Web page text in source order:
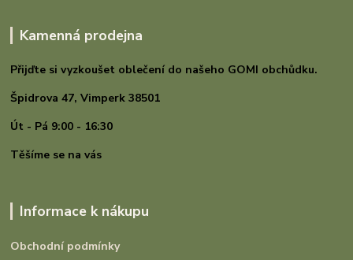
Kamenná prodejna
Přijďte si vyzkoušet oblečení do našeho GOMI obchůdku.
Špidrova 47,Vimperk 38501
Út - Pá 9:00 - 16:30
Těšíme se na vás
Informace k nákupu
Obchodní podmínky